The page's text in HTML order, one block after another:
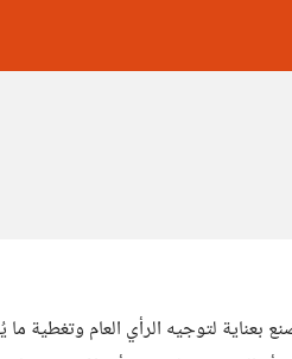
بعناية لتوجيه الرأي العام وتغطية